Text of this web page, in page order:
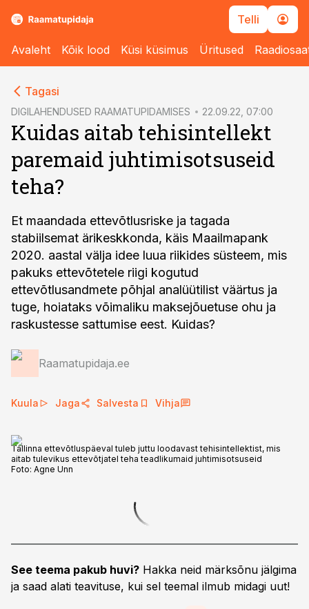
Telli
Avaleht Kõik lood Küsi küsimus Üritused
Tagasi
DIGILAHENDUSED RAAMATUPIDAMISES 22.09.22, 07:00
Kuidas aitab tehisintellekt
paremaid juhtimisotsuseid
teha?
Et maandada ettevõtlusriske ja tagada
stabiilsemat ärikeskkonda, käis Maailmapank
2020. aastal välja idee luua riikides süsteem, mis
pakuks ettevõtetele riigi kogutud
ettevõtlusandmete põhjal analüütilist väärtus ja
tuge, hoiataks võimaliku maksejõuetuse ohu ja
raskustesse sattumise eest. Kuidas?
Raamatupidaja.ee
Kuula Jaga Salvesta Vihja
Tallinna ettevõtluspäeval tuleb juttu loodavast tehisintellektist, mis
aitab tulevikus ettevõtjatel teha teadlikumaid juhtimisotsuseid
Foto: Agne Unn
See teema pakub huvi? Hakka neid märksõnu jälgima
ja saad alati teavituse, kui sel teemal ilmub midagi uut!